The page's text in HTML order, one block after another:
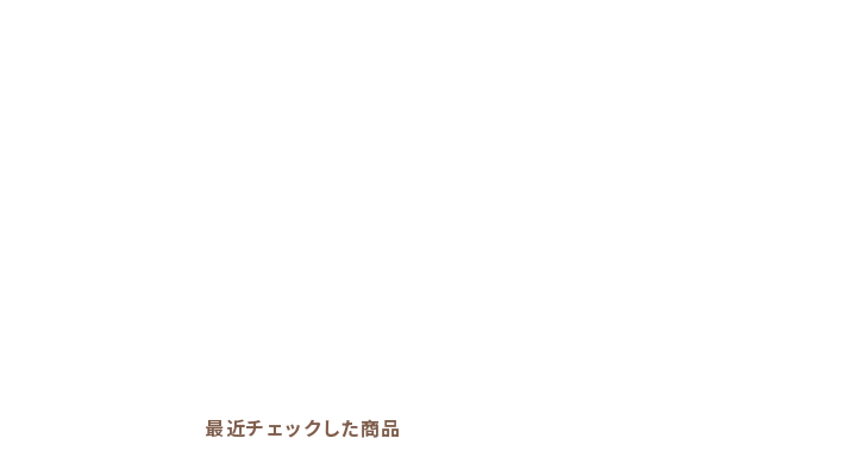
最近チェックした商品